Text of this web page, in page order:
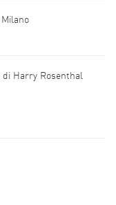
Harry Rosenthal